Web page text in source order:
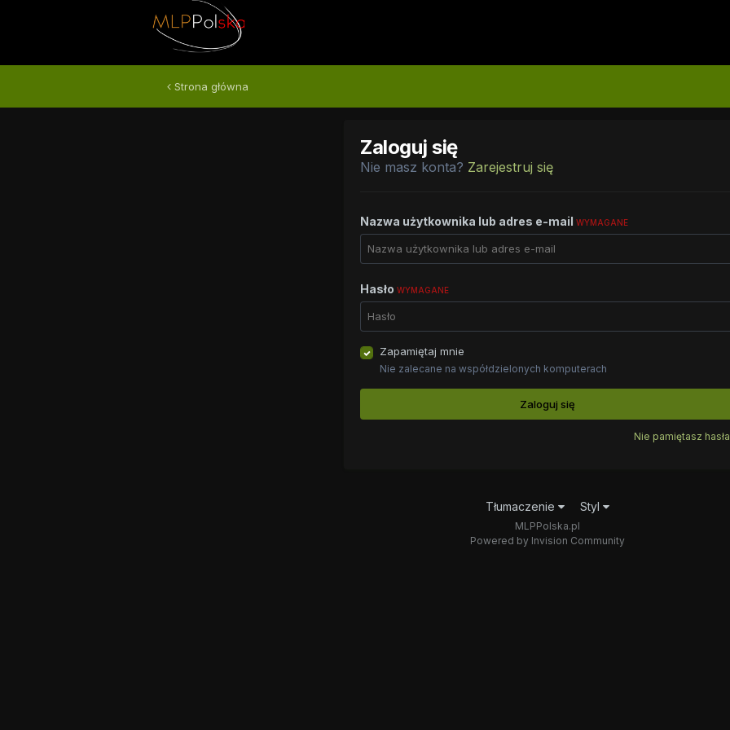
Strona główna
Zaloguj się
Nie masz konta? Zarejestruj się
Nazwa użytkownika lub adres e-mail WYMAGANE
Hasło WYMAGANE
Zapamiętaj mnie
Nie zalecane na współdzielonych komputerach
Zaloguj się
Nie pamiętasz
Tłumaczenie Styl
MLPPolska.pl
Powered by Invision Community